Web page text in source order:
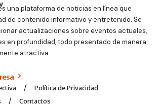
una plataforma de noticias en línea que
de contenido informativo y entretenido. Se
actualizaciones sobre eventos actuales,
en profundidad, todo presentado de manera
atractiva.
Política de Privacidad
Contactos